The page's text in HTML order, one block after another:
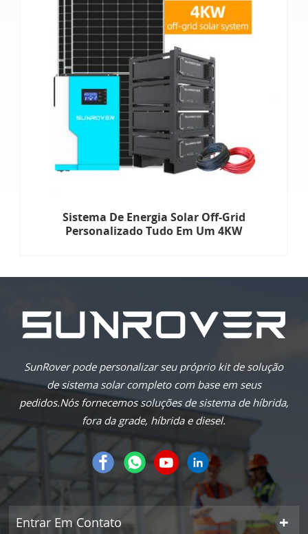
Sistema De Energia Solar Off-Grid
Personalizado Tudo Em Um 4KW
SunRover pode personalizar seu próprio kit de solução
de sistema solar completo com base em seus
pedidos.Nós fornecemos soluções de sistema de híbrida,
fora da grade, híbrida e diesel.
Entrar Em Contato